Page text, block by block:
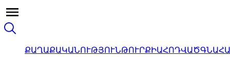
ՔԱՂԱՔԱԿԱՆՈՒԹՅՈՒՆԹՈՒՐՔԻԱՀՈԴՎԱԾ